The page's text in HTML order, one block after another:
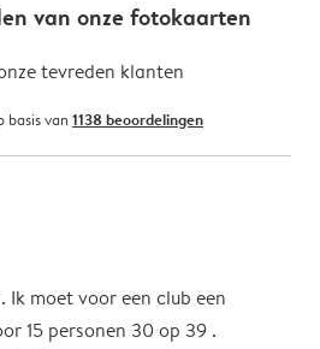
van onze fotokaarten
tevreden klanten
basis van 1138 beoordelingen
Ik moet voor een club een
15 personen 30 op 39 .